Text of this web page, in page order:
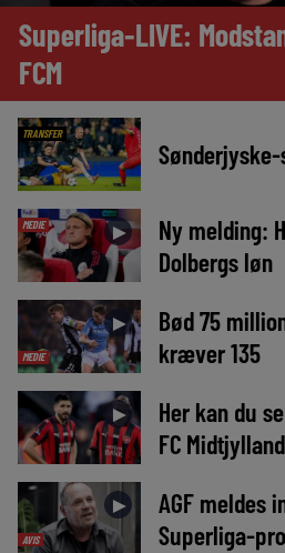
Superliga-LIVE:
FCM
TRANSFER
MEDIE ►
Ny melding:
Dolbergs løn
MEDIE
►
Bød 75
kræver 135
►
Her kan du
FC Midtjylland
AVIS
►
AGF meldes
Superliga-